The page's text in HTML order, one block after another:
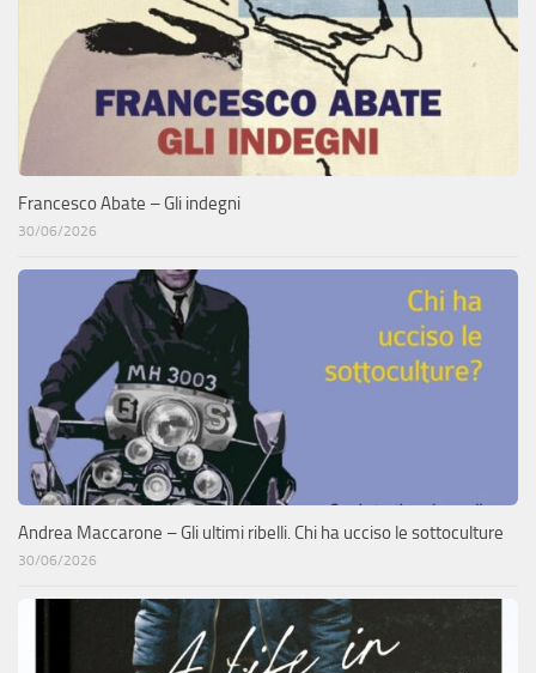
Francesco Abate – Gli indegni
30/06/2026
Andrea Maccarone – Gli ultimi ribelli. Chi ha ucciso le sottoculture
30/06/2026